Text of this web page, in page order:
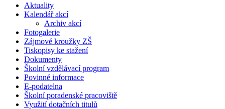
Aktuality
Kalendář akcí
Archiv akcí
Fotogalerie
Zájmové kroužky ZŠ
Tiskopisy ke stažení
Dokumenty
Školní vzdělávací program
Povinné informace
E-podatelna
Školní poradenské pracoviště
Využití dotačních titulů